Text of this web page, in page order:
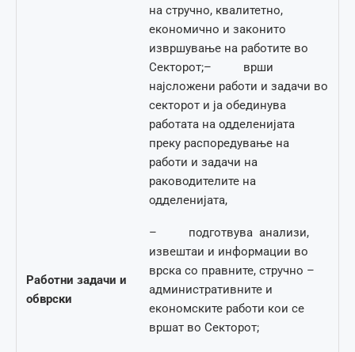
Работни задачи и
обврски
на стручно, квалитетно,
економично и законито
извршување на работите во
Секторот;– врши
најсложени работи и задачи во
секторот и ја обединува
работата на одделенијата
преку распоредување на
работи и задачи на
раководителите на
одделенијата,
– подготвува анализи,
извештаи и информации во
врска со правните, стручно –
административните и
економските работи кои се
вршат во Секторот;